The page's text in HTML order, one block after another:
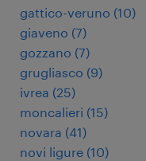
gattico-veruno (10)
giaveno (7)
gozzano (7)
grugliasco (9)
ivrea (25)
moncalieri (15)
novara (41)
novi ligure (10)